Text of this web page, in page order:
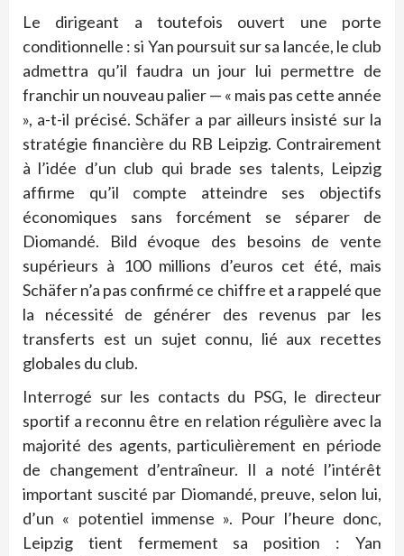
Le dirigeant a toutefois ouvert une porte
conditionnelle : si Yan poursuit sur sa lancée, le club
admettra qu’il faudra un jour lui permettre de
franchir un nouveau palier — « mais pas cette année
», a-t-il précisé. Schäfer a par ailleurs insisté sur la
stratégie financière du RB Leipzig. Contrairement
à l’idée d’un club qui brade ses talents, Leipzig
affirme qu’il compte atteindre ses objectifs
économiques sans forcément se séparer de
Diomandé. Bild évoque des besoins de vente
supérieurs à 100 millions d’euros cet été, mais
Schäfer n’a pas confirmé ce chiffre et a rappelé que
la nécessité de générer des revenus par les
transferts est un sujet connu, lié aux recettes
globales du club.
Interrogé sur les contacts du PSG, le directeur
sportif a reconnu être en relation régulière avec la
majorité des agents, particulièrement en période
de changement d’entraîneur. Il a noté l’intérêt
important suscité par Diomandé, preuve, selon lui,
d’un « potentiel immense ». Pour l’heure donc,
Leipzig tient fermement sa position : Yan